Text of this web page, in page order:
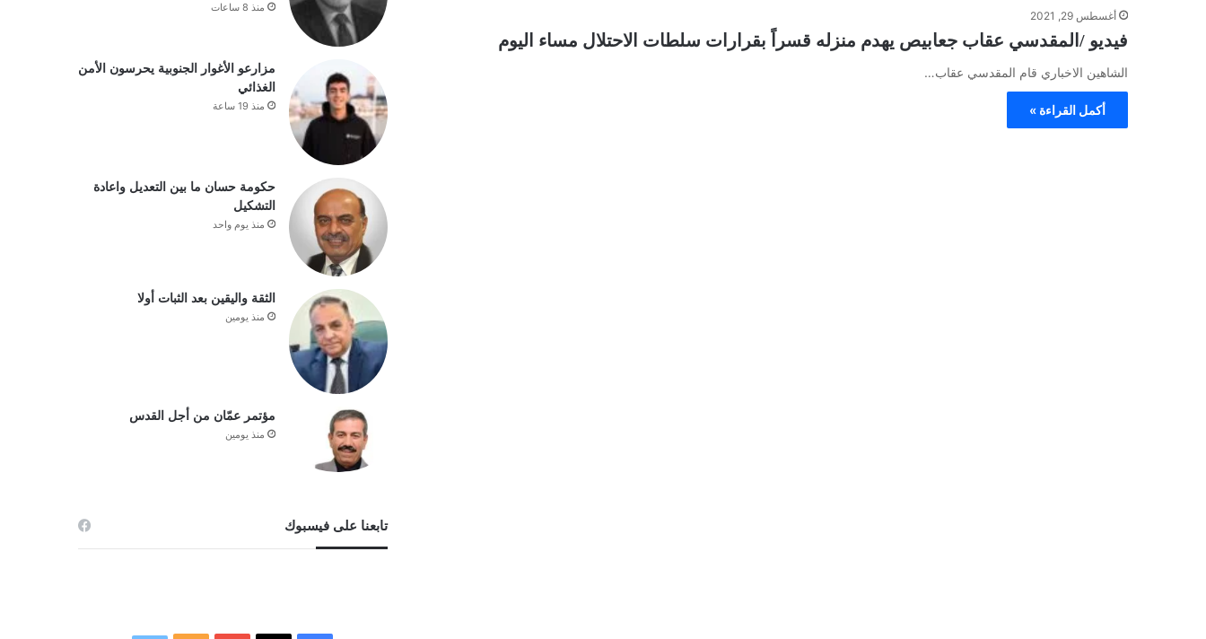
أغسطس 29, 2021
فيديو /المقدسي عقاب جعابيص يهدم منزله قسراً بقرارات سلطات الاحتلال مساء اليوم
الشاهين الاخباري قام المقدسي عقاب…
أكمل القراءة »
منذ 8 ساعات
مزارعو الأغوار الجنوبية يحرسون الأمن
الغذائي
منذ 19 ساعة
حكومة حسان ما بين التعديل واعادة
التشكيل
منذ يوم واحد
الثقة واليقين بعد الثبات أولا
منذ يومين
مؤتمر عمّان من أجل القدس
منذ يومين
تابعنا على فيسبوك